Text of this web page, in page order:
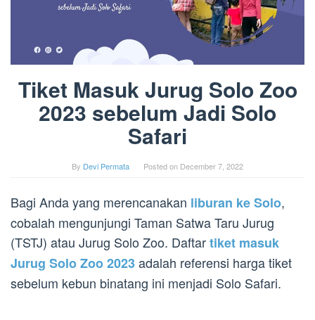
Tiket Masuk Jurug Solo Zoo
2023 sebelum Jadi Solo
Safari
By Devi Permata Posted on December 7, 2022
Bagi Anda yang merencanakan liburan ke Solo,
cobalah mengunjungi Taman Satwa Taru Jurug
(TSTJ) atau Jurug Solo Zoo. Daftartiket masuk
Jurug Solo Zoo 2023adalah referensi harga tiket
sebelum kebun binatang ini menjadi Solo Safari.